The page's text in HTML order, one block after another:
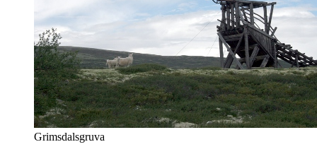
Grimsdalsgruva